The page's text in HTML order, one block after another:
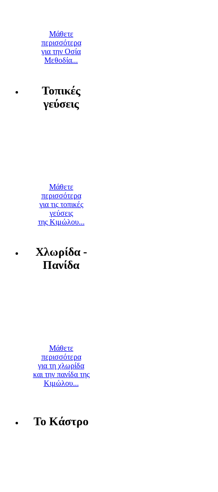
Μάθετε
περισσότερα
για την Οσία
Μεθοδία...
Τοπικές
γεύσεις
Μάθετε
περισσότερα
για τις τοπικές
γεύσεις
της Κιμώλου...
Χλωρίδα -
Πανίδα
Μάθετε
περισσότερα
για τη χλωρίδα
και την πανίδα της
Κιμώλου...
Το Κάστρο